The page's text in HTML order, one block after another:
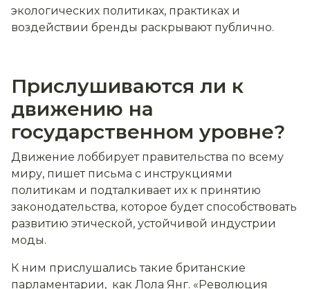
экологических политиках, практиках и
воздействии бренды раскрывают публично.
Прислушиваются ли к
движению на
государственном уровне?
Движение лоббирует правительства по всему
миру, пишет письма с инструкциями
политикам и подталкивает их к принятию
законодательства, которое будет способствовать
развитию этической, устойчивой индустрии
моды.
К ним прислушались такие британские
парламентарии, как Лола Янг. «Революция